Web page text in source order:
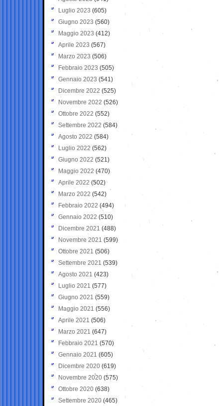
Luglio 2023 (605)
Giugno 2023 (560)
Maggio 2023 (412)
Aprile 2023 (567)
Marzo 2023 (506)
Febbraio 2023 (505)
Gennaio 2023 (541)
Dicembre 2022 (525)
Novembre 2022 (526)
Ottobre 2022 (552)
Settembre 2022 (584)
Agosto 2022 (584)
Luglio 2022 (562)
Giugno 2022 (521)
Maggio 2022 (470)
Aprile 2022 (502)
Marzo 2022 (542)
Febbraio 2022 (494)
Gennaio 2022 (510)
Dicembre 2021 (488)
Novembre 2021 (599)
Ottobre 2021 (506)
Settembre 2021 (539)
Agosto 2021 (423)
Luglio 2021 (577)
Giugno 2021(559)
Maggio 2021 (556)
Aprile 2021 (506)
Marzo 2021 (647)
Febbraio 2021 (570)
Gennaio 2021 (605)
Dicembre 2020 (619)
Novembre 2020 (575)
Ottobre 2020 (638)
Settembre 2020(465)